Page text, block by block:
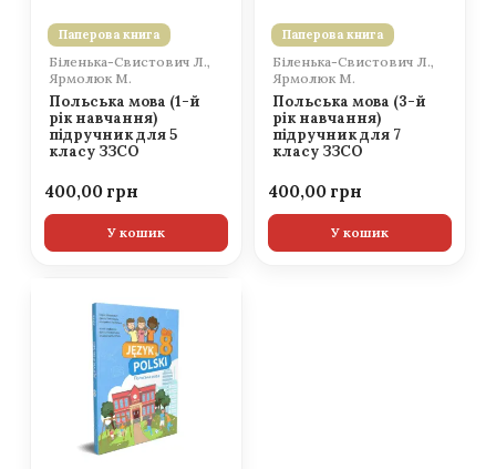
Паперова книга
Біленька-Свистович Л.,
Ярмолюк М.
Польська мова (1-й
рік навчання)
підручник для 5
класу ЗЗСО
400,00
У кошик
Паперова книга
Біленька-Свистович Л.,
Ярмолюк М.
Польська мова (3-й
рік навчання)
підручник для 7
класу ЗЗСО
400,00
У кошик